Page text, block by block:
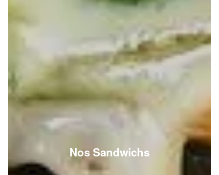
Nos Sandwichs